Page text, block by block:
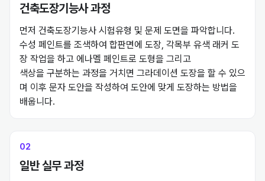
현재는"코지페인트
회사를 창업한
어엿한 사장님이 되었는데요.
아이돌 활동을 할 때 보다
건축도장기능사 과정
먼저 건축도장기능사 시험유형 및 문제 도면을 파악합니다.
수성 페인트를 조색하여 합판면에 도장, 각목부 유색 래커 도
장 작업을 하고 에나멜 페인트로 도형을 그리고
색상을 구분하는 과정을 거치면 그라데이션 도장을 할 수 있으
며 이후 문자 도안을 작성하여 도안에 맞게 도장하는 방법을
배웁니다.
02
일반 실무 과정